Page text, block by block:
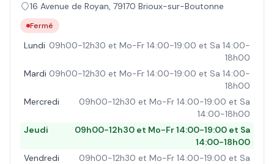
16 Avenue de Royan, 79170 Brioux-sur-Boutonne
Fermé
Lundi 09h00-12h30 et Mo-Fr 14:00-19:00 et Sa 14:00-
18h00
Mardi 09h00-12h30 et Mo-Fr 14:00-19:00 et Sa 14:00-
18h00
Mercredi
09h00-12h30 et Mo-Fr 14:00-19:00 et Sa
14:00-18h00
Jeudi
09h00-12h30 et Mo-Fr 14:00-19:00 et Sa
14:00-18h00
Vendredi
09h00-12h30 et Mo-Fr 14:00-19:00 et Sa